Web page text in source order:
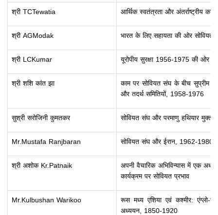
श्री TCTewatia आर्थिक स्वतंत्रता और अंतर्राष्ट्रीय
श्री AGModak भारत के लिए सहायता की ओर सोवियत
श्री LCKumar यूरोपीय सुरक्षा 1956-1975 की ओर
श्री शशि कांत झा
काम पर सोवियत संघ के बीच सुप्रीम
और तदर्थ समितियों, 1958-1976
सुश्री सरोजिनी कुमतकर सोवियत संघ और परमाणु हथियार मुक्त
Mr.Mustafa Ranjbaran सोवियत संघ और ईरान, 1962-1980
श्री अशोक Kr.Patnaik
अपनी वैचारिक अभिविन्यास में एक
कार्यक्रम पर सोवियत प्रभाव
Mr.Kulbushan Warikoo
रूस मध्य एशिया एवं कश्मीर: एंग्लो-
अध्ययन, 1850-1920